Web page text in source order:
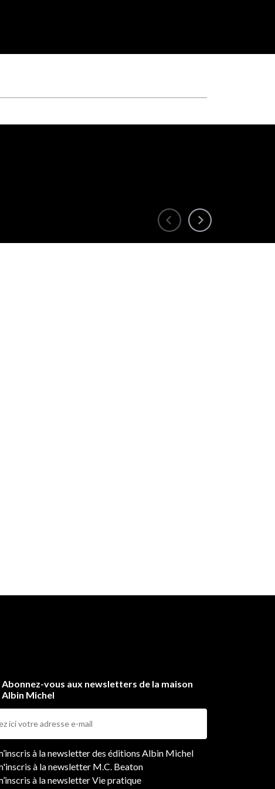
Abonnez-vous aux newsletters de la maison
Albin Michel
à la newsletter des éditions Albin Michel
à la newsletter M.C. Beaton
à la newsletter Vie pratique